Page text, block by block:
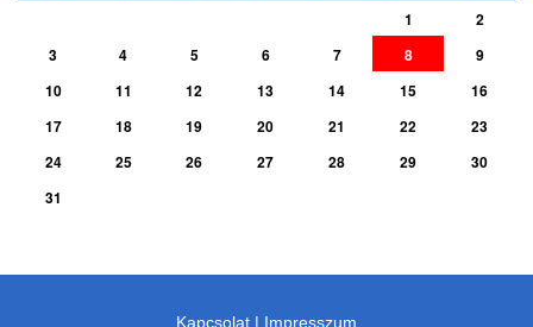
1
2
3
4 5 6 7 8
9
10
11 12 13 14 15
16
17
18 19 20 21 22
23
24
25 26 27 28 29
30
31
Kapcsolat | Impresszum